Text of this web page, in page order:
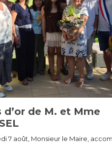
d’or de M. et Mme
7 août, Monsieur le Maire,